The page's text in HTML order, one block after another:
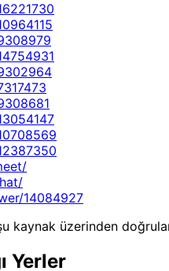
14084927
kaynak üzerinden
Yerler